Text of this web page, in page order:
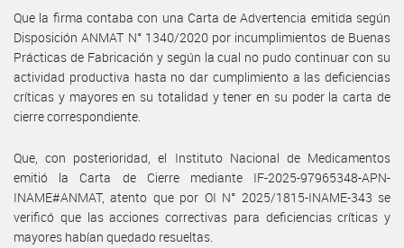
Que la firma contaba con una Carta de Advertencia emitida según
Disposición ANMAT N° 1340/2020 por incumplimientos de Buenas
Prácticas de Fabricación y según la cual no pudo continuar con su
actividad productiva hasta no dar cumplimiento a las deficiencias
críticas y mayores en su totalidad y tener en su poder la carta de
cierre correspondiente.
Que, con posterioridad, el Instituto Nacional de Medicamentos
emitió la Carta de Cierre mediante IF-2025-97965348-APN-
INAME#ANMAT, atento que por OI N° 2025/1815-INAME-343 se
verificó que las acciones correctivas para deficiencias críticas y
mayores habían quedado resueltas.